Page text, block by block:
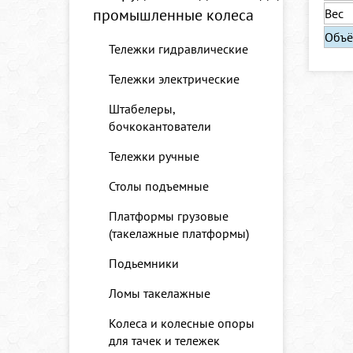
промышленные колеса
Тележки гидравлические
Тележки электрические
Штабелеры,
бочкокантователи
Тележки ручные
Столы подъемные
Платформы грузовые
(такелажные платформы)
Подьемники
Ломы такелажные
Колеса и колесные опоры
для тачек и тележек
Вес